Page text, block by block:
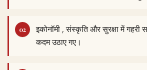
इकोनॉमी , संस्कृति और सुरक्षा में गहरी
कदम उठाए गए।